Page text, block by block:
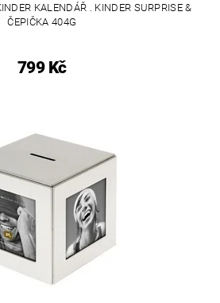
KALENDÁŘ . KINDER SURPRISE &
ČEPIČKA 404G
799 Kč